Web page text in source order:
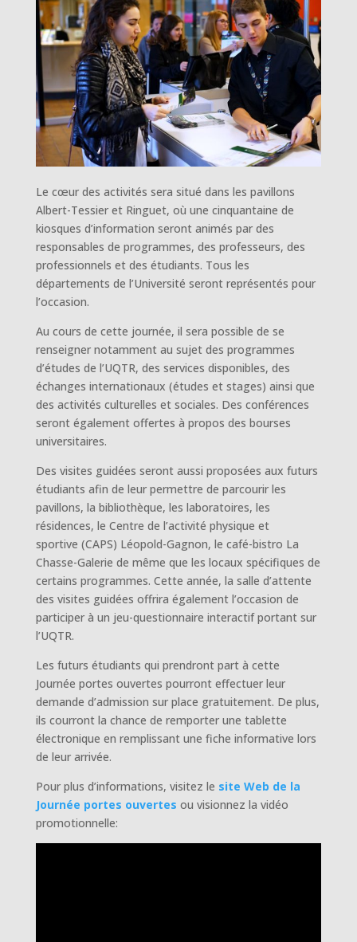
Le cœur des activités sera situé dans les pavillons
Albert-Tessier et Ringuet, où une cinquantaine de
kiosques d’information seront animés par des
responsables de programmes, des professeurs, des
professionnels et des étudiants. Tous les
départements de l’Université seront représentés pour
l’occasion.
Au cours de cette journée, il sera possible de se
renseigner notamment au sujet des programmes
d’études de l’UQTR, des services disponibles, des
échanges internationaux (études et stages) ainsi que
des activités culturelles et sociales. Des conférences
seront également offertes à propos des bourses
universitaires.
Des visites guidées seront aussi proposées aux futurs
étudiants afin de leur permettre de parcourir les
pavillons, la bibliothèque, les laboratoires, les
résidences, le Centre de l’activité physique et
sportive (CAPS) Léopold-Gagnon, le café-bistro La
Chasse-Galerie de même que les locaux spécifiques de
certains programmes. Cette année, la salle d’attente
des visites guidées offrira également l’occasion de
participer à un jeu-questionnaire interactif portant sur
l’UQTR.
Les futurs étudiants qui prendront part à cette
Journée portes ouvertes pourront effectuer leur
demande d’admission sur place gratuitement. De plus,
ils courront la chance de remporter une tablette
électronique en remplissant une fiche informative lors
de leur arrivée.
Pour plus d’informations, visitez le site Web de la
Journée portes ouvertes ou visionnez la vidéo
promotionnelle: